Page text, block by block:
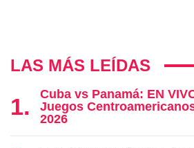
LAS MÁS LEÍDAS
Cuba vs Panamá: EN
Juegos
2026